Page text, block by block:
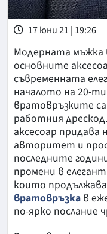
17 юни 21 | 19:26
Модерната мъжка
основните
съвременната
началото на 20-
вратовръзките
работния
аксесоар придава
авторитет и
последните
промени в
които
вратовръзка в
по-ярко послание